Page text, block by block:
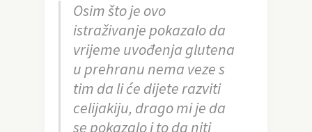
Osim što je ovo
istraživanje pokazalo da
vrijeme uvođenja glutena
u prehranu nema veze s
tim da li će dijete razviti
celijakiju, drago mi je da
se pokazalo i to da niti